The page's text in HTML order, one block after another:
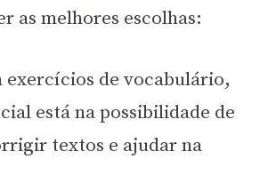
as melhores escolhas:
de vocabulário,
está na possibilidade de
textos e ajudar na